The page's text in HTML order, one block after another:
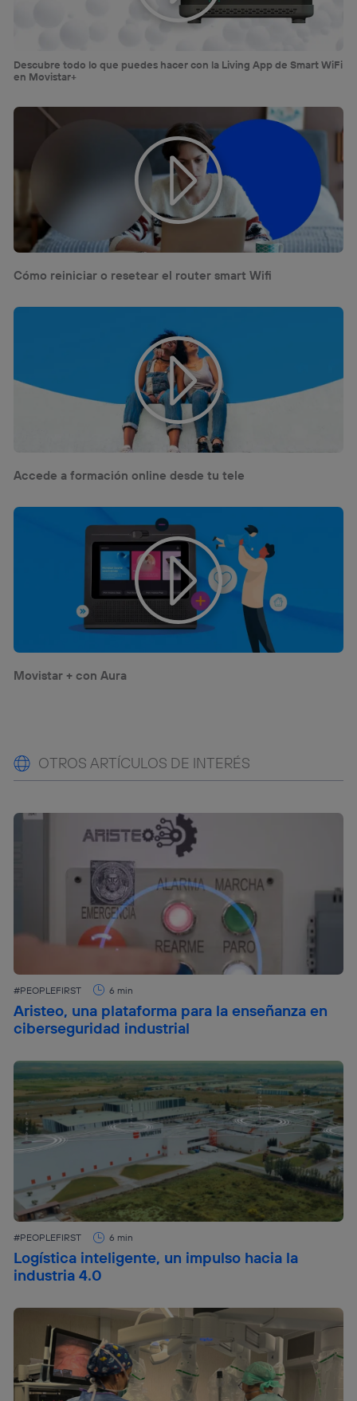
Descubre todo lo que puedes hacer con la Living App de Smart WiFi
en Movistar+
Cómo reiniciar o resetear el router smart Wifi
Accede a formación online desde tu tele
Movistar + con Aura
OTROS ARTÍCULOS DE INTERÉS
Aristeo, una plataforma para la enseñanza en
ciberseguridad industrial
#PEOPLEFIRST 6 min
Logística inteligente, un impulso hacia la
industria 4.0
#PEOPLEFIRST 6 min